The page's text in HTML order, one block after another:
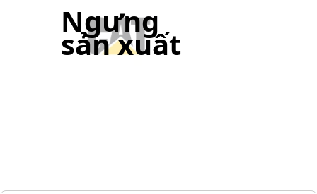
Ngưng
sản xuất